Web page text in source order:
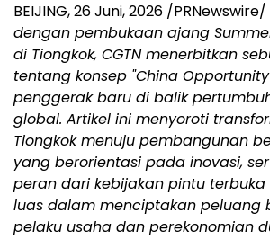
BEIJING,26 Juni, 2026 /
dengan pembukaan ajang
di Tiongkok, CGTN menerbitkan
tentang konsep "China
penggerak baru di balik
global. Artikel ini menyoroti
Tiongkok menuju pembangunan
yang berorientasi pada inovasi,
peran dari kebijakan pintu
luas dalam menciptakan peluang
pelaku usaha dan perekonomian